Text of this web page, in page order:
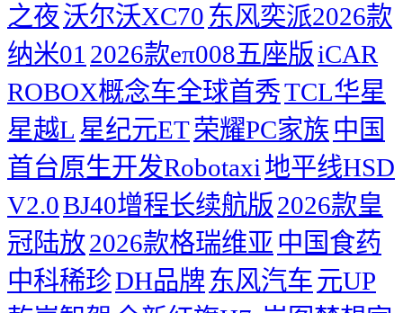
之夜沃尔沃XC70 东风奕派2026款
纳米01 2026款eπ008五座版iCAR
ROBOX概念车全球首秀TCL华星
星越L 星纪元ET荣耀PC家族 中国
首台原生开发Robotaxi 地平线HSD
V2.0BJ40增程长续航版2026款皇
冠陆放2026款格瑞维亚 中国食药
中科稀珍DH品牌 东风汽车元UP